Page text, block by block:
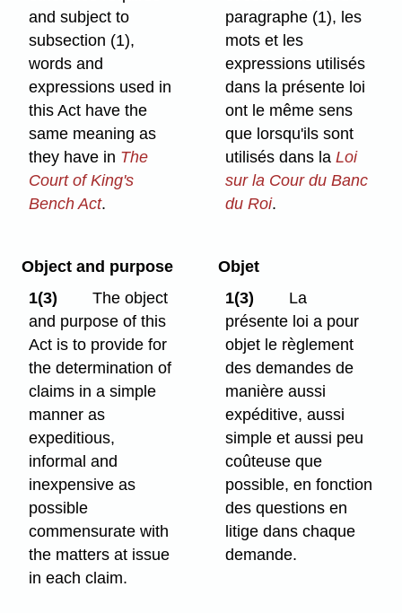
and subject to
subsection (1),
words and
expressions used in
this Act have the
same meaning as
they have in The
Court of King's
Bench Act.
paragraphe (1), les
mots et les
expressions utilisés
dans la présente loi
ont le même sens
que lorsqu'ils sont
utilisés dans la Loi
sur la Cour du Banc
du Roi.
Object and purpose
1(3)
The object
and purpose of this
Act is to provide for
the determination of
claims in a simple
manner as
expeditious,
informal and
inexpensive as
possible
commensurate with
the matters at issue
in each claim.
Objet
1(3)
La
présente loi a pour
objet le règlement
des demandes de
manière aussi
expéditive, aussi
simple et aussi peu
coûteuse que
possible, en fonction
des questions en
litige dans chaque
demande.